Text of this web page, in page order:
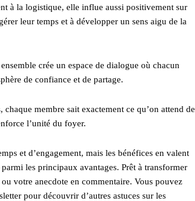
à la logistique, elle influe aussi positivement sur
leur temps et à développer un sens aigu de la
crée un espace de dialogue où chacun
de confiance et de partage.
membre sait exactement ce qu’on attend de
l’unité du foyer.
et d’engagement, mais les bénéfices en valent
les principaux avantages. Prêt à transformer
votre anecdote en commentaire. Vous pouvez
pour découvrir d’autres astuces sur les